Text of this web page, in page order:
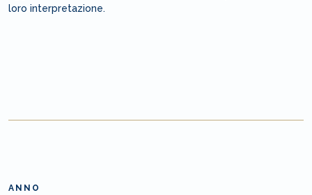
loro interpretazione.
ANNO